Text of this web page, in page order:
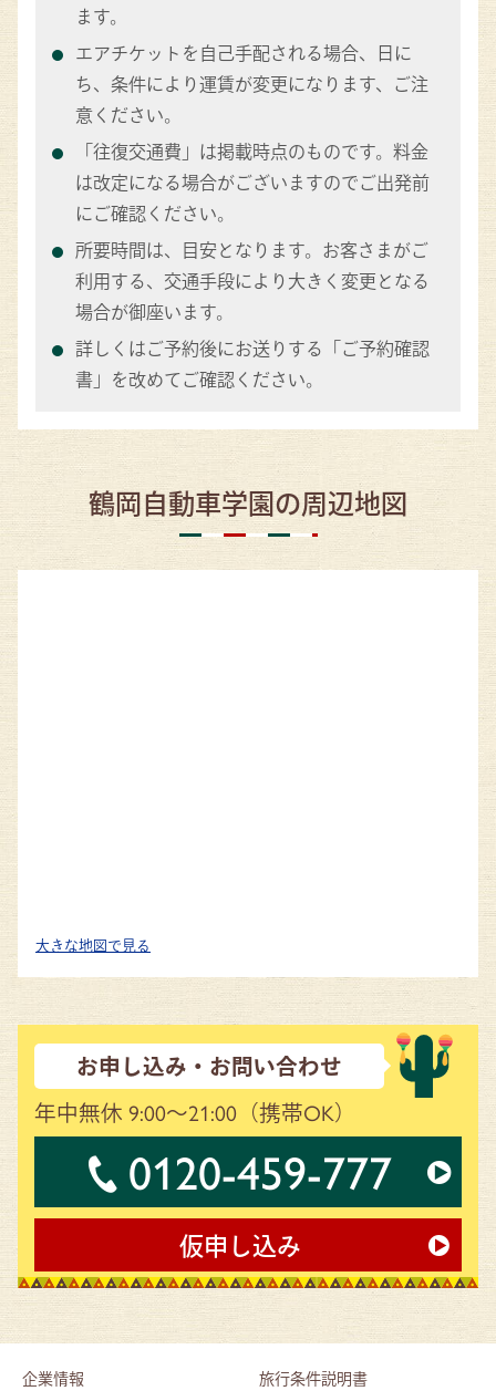
ます。
エアチケットを自己手配される場合、日に
ち、条件により運賃が変更になります、ご注
意ください。
「往復交通費」は掲載時点のものです。料金
は改定になる場合がございますのでご出発前
にご確認ください。
所要時間は、目安となります。お客さまがご
利用する、交通手段により大きく変更となる
場合が御座います。
詳しくはご予約後にお送りする「ご予約確認
書」を改めてご確認ください。
鶴岡自動車学園の周辺地図
大きな地図で見る
お申し込み・お問い合わせ
年中無休 9:00～21:00 （携帯OK）
0120-459-777
仮申し込み
企業情報 旅行条件説明書